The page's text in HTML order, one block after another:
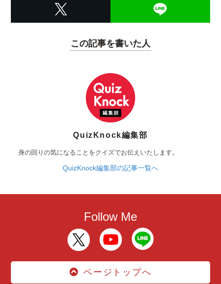
この記事を書いた人
QuizKnock編集部
身の回りの気になることをクイズでお伝えいたします。
QuizKnock編集部の記事一覧へ
Follow Me
ページトップへ